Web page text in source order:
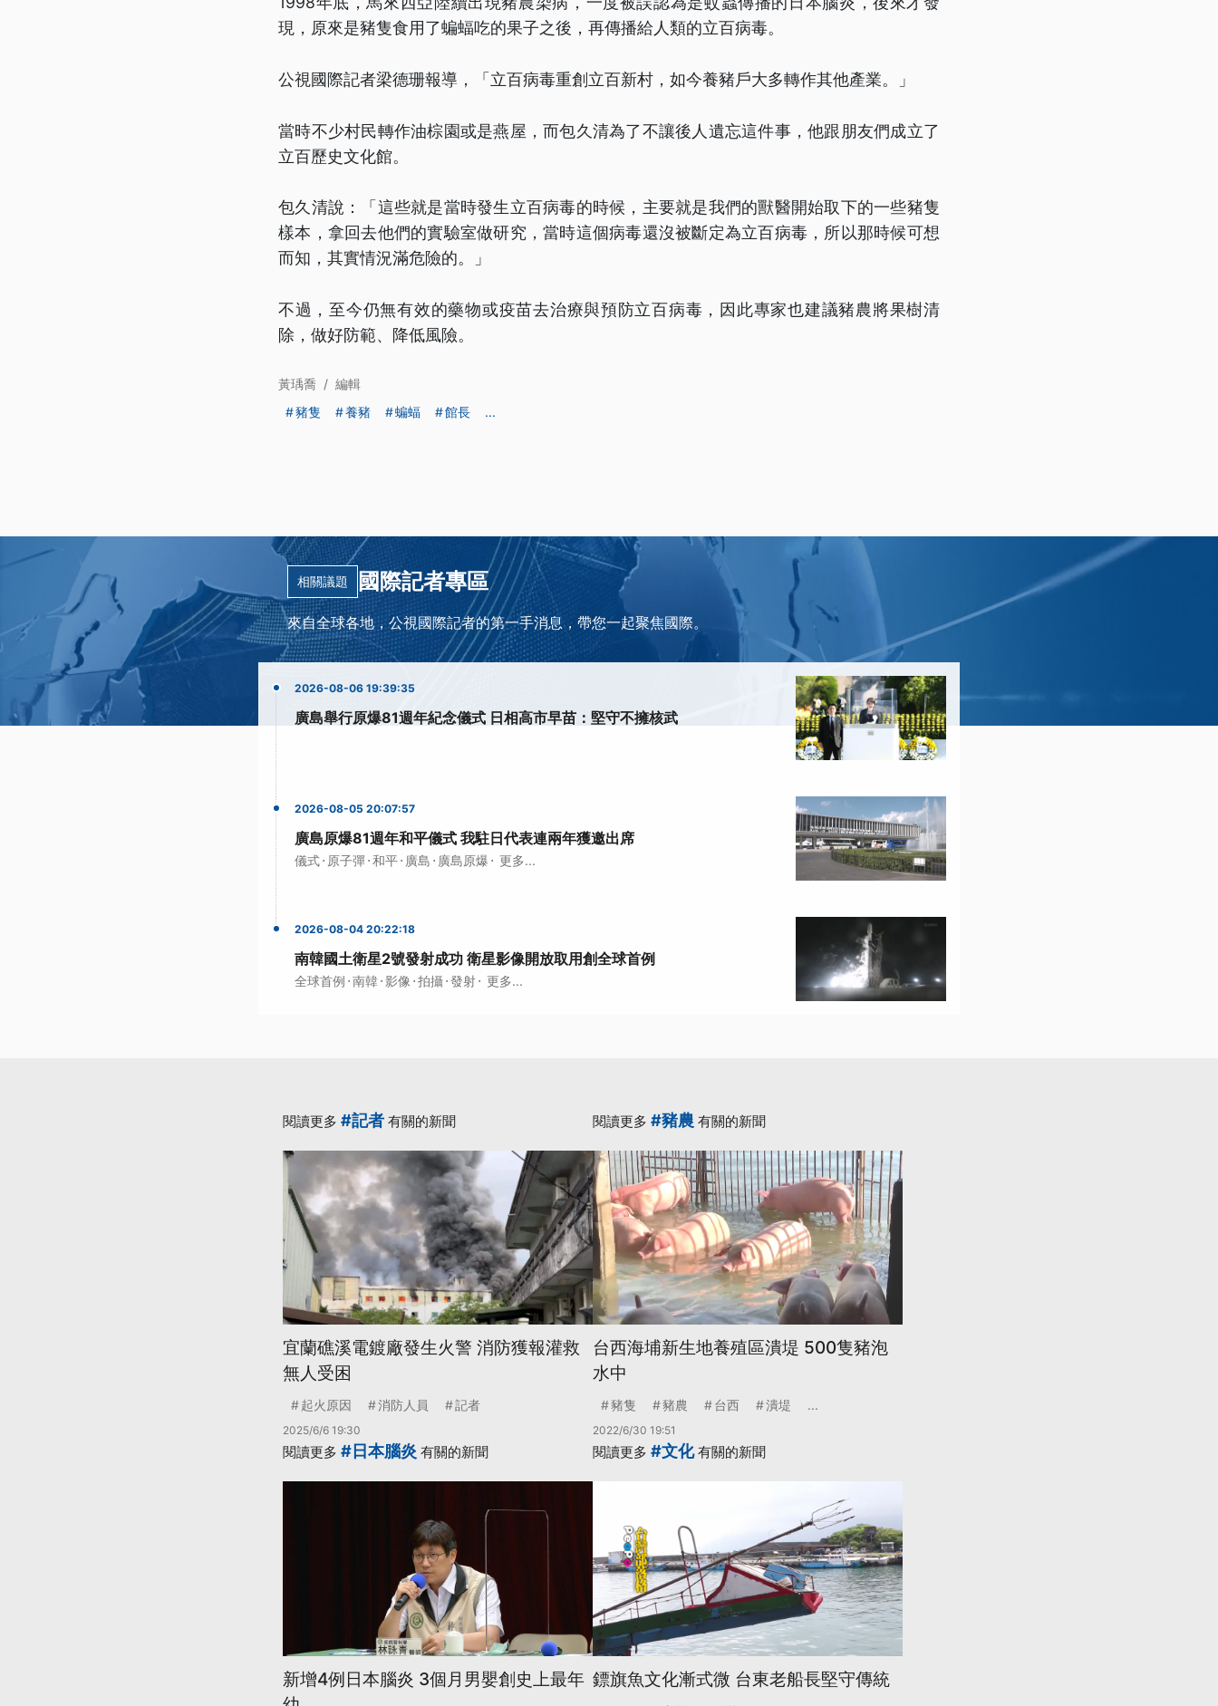
現，原來是豬隻食用了蝙蝠吃的果子之後，再傳播給人類的立百病毒。
公視國際記者梁德珊報導，「立百病毒重創立百新村，如今養豬戶大多轉作其他產業。」
當時不少村民轉作油棕園或是燕屋，而包久清為了不讓後人遺忘這件事，他跟朋友們成立了
立百歷史文化館。
包久清說：「這些就是當時發生立百病毒的時候，主要就是我們的獸醫開始取下的一些豬隻
樣本，拿回去他們的實驗室做研究，當時這個病毒還沒被斷定為立百病毒，所以那時候可想
而知，其實情況滿危險的。」
不過，至今仍無有效的藥物或疫苗去治療與預防立百病毒，因此專家也建議豬農將果樹清
除，做好防範、降低風險。
黃瑀喬 / 編輯
豬隻
養豬 蝙蝠 館長 ...
相關議題 國際記者專區
來自全球各地，公視國際記者的第一手消息，帶您一起聚焦國際。
2026-08-06 19:39:35
廣島舉行原爆81週年紀念儀式 日相高市早苗：堅守不擁核武
2026-08-05 20:07:57
廣島原爆81週年和平儀式 我駐日代表連兩年獲邀出席
儀式· 原子彈·和平· 廣島 · 廣島原爆 · 更多...
2026-08-04 20:22:18
南韓國土衛星2號發射成功 衛星影像開放取用創全球首例
全球首例 ·南韓·影像 ·拍攝·發射· 更多...
閱讀更多 #記者 有關的新聞
宜蘭礁溪電鍍廠發生火警 消防獲報灌救
無人受困
起火原因 消防人員 記者
2025/6/6 19:30
閱讀更多 #豬農 有關的新聞
台西海埔新生地養殖區潰堤 500隻豬泡
水中
豬隻 豬農 台西 潰堤 ...
2022/6/30 19:51
閱讀更多 #日本腦炎 有關的新聞
新增4例日本腦炎 3個月男嬰創史上最年
閱讀更多 #文化有關的新聞
鏢旗魚文化漸式微 台東老船長堅守傳統